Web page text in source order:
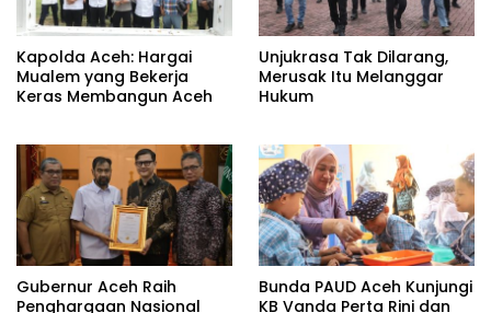
Kapolda Aceh: Hargai
Mualem yang Bekerja
Keras Membangun Aceh
Unjukrasa Tak Dilarang,
Merusak Itu Melanggar
Hukum
Gubernur Aceh Raih
Penghargaan Nasional
Bunda PAUD Aceh Kunjungi
KB Vanda Perta Rini dan